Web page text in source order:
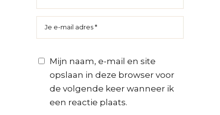
Mijn naam, e-mail en site
opslaan in deze browser voor
de volgende keer wanneer ik
een reactie plaats.